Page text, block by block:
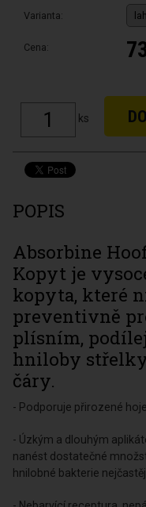
Varianta:
Cena:
ks
POPIS
Absorbine
Kopyt je
kopyta, které
preventivně
plísním,
hniloby
čáry.
- Podporuje přirozené
- Úzkým a dlouhým
nanést dostatečné
hnilobné bakterie